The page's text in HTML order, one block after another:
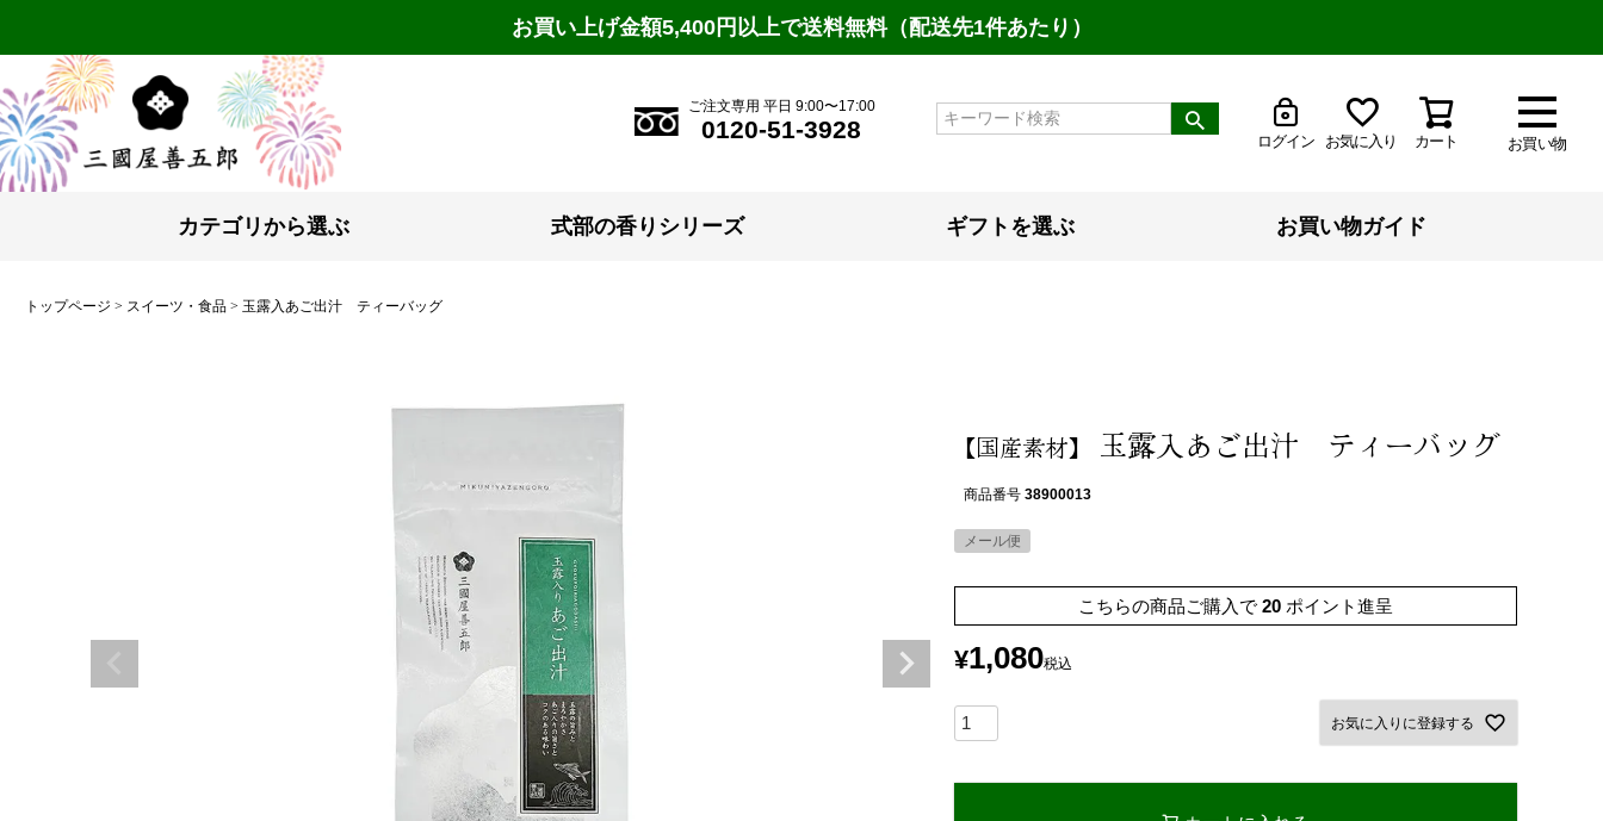
お買い上げ金額5,400円以上で送料無料（配送先1件あたり）
お買い物
ご注文専用 平日 9:00〜17:00
0120-51-3928 ログイン お気に入り カート
カテゴリから選ぶ 式部の香りシリーズ ギフトを選ぶ お買い物ガイド
トップページ スイーツ・食品 玉露入あご出汁 ティーバッグ
【国産素材】 玉露入あご出汁 ティーバッグ
商品番号 38900013
メール便
こちらの商品ご購入で 20 ポイント進呈
¥1,080税込
お気に入りに登録する